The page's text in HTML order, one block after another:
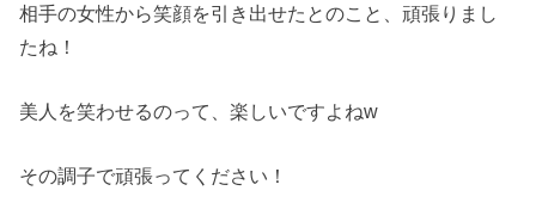
相手の女性から笑顔を引き出せたとのこと、頑張りまし
たね！
美人を笑わせるのって、楽しいですよねw
その調子で頑張ってください！